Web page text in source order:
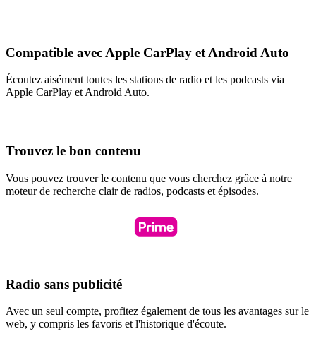
Compatible avec Apple CarPlay et Android Auto
Écoutez aisément toutes les stations de radio et les podcasts via
Apple CarPlay et Android Auto.
Trouvez le bon contenu
Vous pouvez trouver le contenu que vous cherchez grâce à notre
moteur de recherche clair de radios, podcasts et épisodes.
Radio sans publicité
Avec un seul compte, profitez également de tous les avantages sur le
web, y compris les favoris et l'historique d'écoute.